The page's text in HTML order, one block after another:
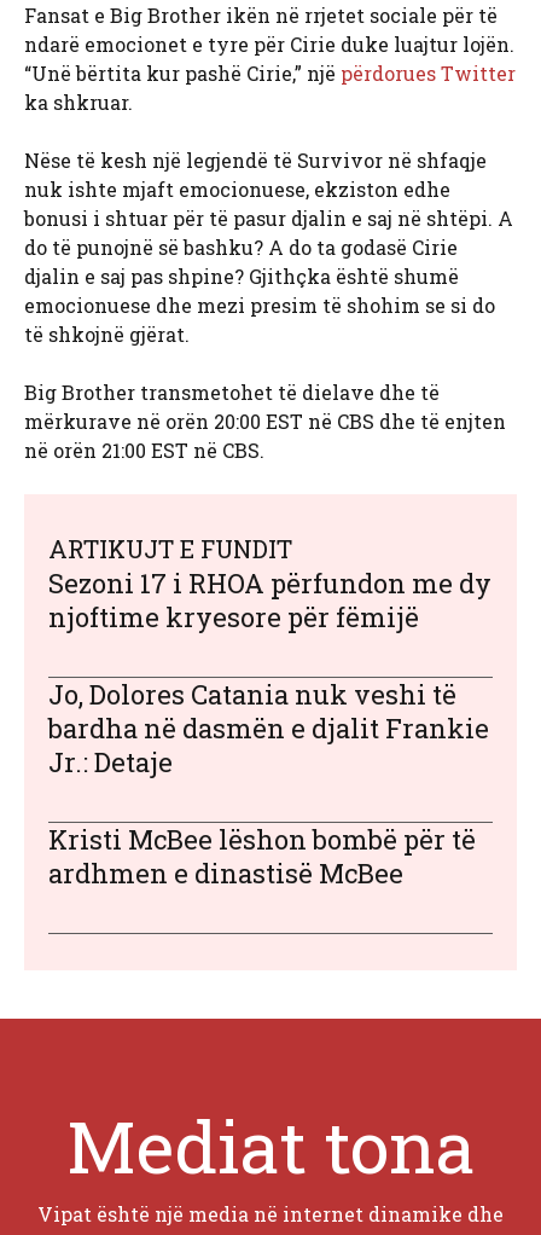
Fansat e Big Brother ikën në rrjetet sociale për të
ndarë emocionet e tyre për Cirie duke luajtur lojën.
“Unë bërtita kur pashë Cirie,” një përdorues Twitter
ka shkruar.
Nëse të kesh një legjendë të Survivor në shfaqje
nuk ishte mjaft emocionuese, ekziston edhe
bonusi i shtuar për të pasur djalin e saj në shtëpi. A
do të punojnë së bashku? A do ta godasë Cirie
djalin e saj pas shpine? Gjithçka është shumë
emocionuese dhe mezi presim të shohim se si do
të shkojnë gjërat.
Big Brother transmetohet të dielave dhe të
mërkurave në orën 20:00 EST në CBS dhe të enjten
në orën 21:00 EST në CBS.
ARTIKUJT E FUNDIT
Sezoni 17 i RHOA përfundon me dy
njoftime kryesore për fëmijë
Jo, Dolores Catania nuk veshi të
bardha në dasmën e djalit Frankie
Jr.: Detaje
Kristi McBee lëshon bombë për të
ardhmen e dinastisë McBee
Mediat tona
Vipat është një media në internet dinamike dhe